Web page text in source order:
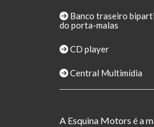
Banco traseiro
do porta-malas
CD player
Central Multimídia
A Esquina Motors é a